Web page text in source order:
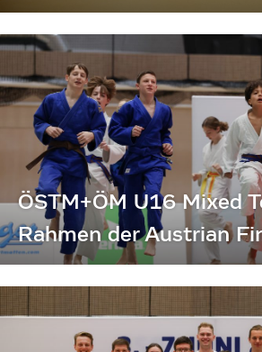
ÖSTM+ÖM U16 Mixed
Rahmen der Austrian